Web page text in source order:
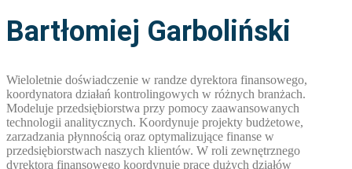
Bartłomiej Garboliński
Wieloletnie doświadczenie w randze dyrektora finansowego,
koordynatora działań kontrolingowych w różnych branżach.
Modeluje przedsiębiorstwa przy pomocy zaawansowanych
technologii analitycznych. Koordynuje projekty budżetowe,
zarzadzania płynnością oraz optymalizujące finanse w
przedsiębiorstwach naszych klientów. W roli zewnętrznego
dyrektora finansowego koordynuje prace dużych działów